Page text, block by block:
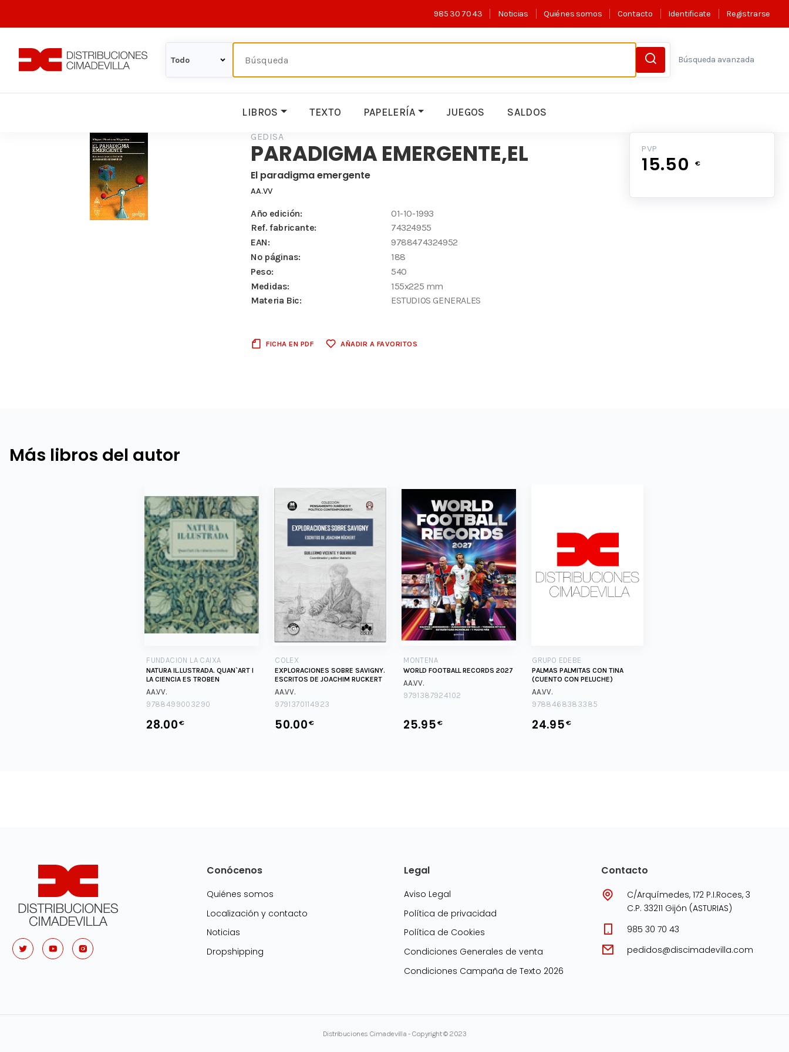
985 30 70 43 Noticias Quiénes somos Contacto Identificate Registrarse
Búsqueda avanzada
LIBROS TEXTO PAPELERÍA JUEGOS SALDOS
GEDISA
PARADIGMA EMERGENTE,EL
El paradigma emergente
AA.VV
Año edición:
01-10-1993
Ref. fabricante:
74324955
EAN:
9788474324952
Nº páginas:
188
Peso:
540
Medidas:
155x225 mm
Materia Bic:
ESTUDIOS GENERALES
FICHA EN PDF AÑADIR A FAVORITOS
PVP
15.50 €
Más libros del autor
FUNDACION LA CAIXA
NATURA IL.LUSTRADA. QUAN`ART I
LA CIENCIA ES TROBEN
AA.VV.
9788499003290
28.00€
COLEX
EXPLORACIONES SOBRE SAVIGNY.
ESCRITOS DE JOACHIM RUCKERT
AA.VV.
9791370114923
50.00€
MONTENA
WORLD FOOTBALL RECORDS 2027
AA.VV.
9791387924102
25.95€
GRUPO EDEBE
PALMAS PALMITAS CON TINA
(CUENTO CON PELUCHE)
AA.VV.
9788468383385
24.95€
Conócenos
Quiénes somos
Localización y contacto
Noticias
Dropshipping
Legal
Aviso Legal
Política de privacidad
Política de Cookies
Condiciones Generales de venta
Condiciones Campaña de Texto 2026
Contacto
C/Arquímedes, 172 P.I.Roces, 3
C.P. 33211 Gijón (ASTURIAS)
985 30 70 43
pedidos@discimadevilla.com
Distribuciones Cimadevilla - Copyright © 2023